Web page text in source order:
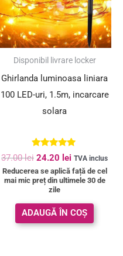
SUPER PREȚ!
Disponibil livrare locker
Ghirlanda luminoasa liniara
100 LED-uri, 1.5m, incarcare
solara
Evaluat la
5.00
din 5
37.00lei 24.20 lei TVA inclus
Reducerea se aplică față de cel
mai mic preț din ultimele 30 de
zile
ADAUGĂ ÎN COȘ